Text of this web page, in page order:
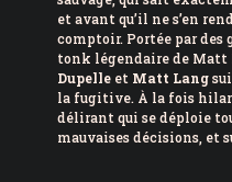
et avant qu’il ne s’en
comptoir. Portée par
tonk légendaire de Matt
Dupelle et Matt Lang
la fugitive. À la fois
délirant qui se déploie
mauvaises décisions, et